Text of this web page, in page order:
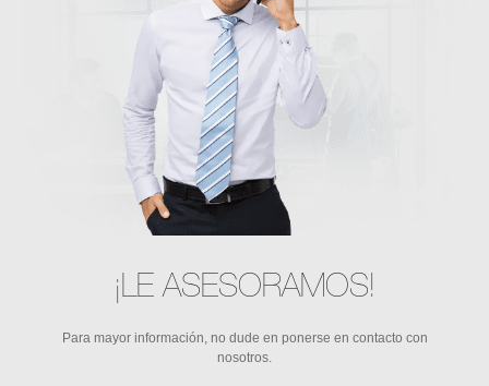
¡LE ASESORAMOS!
Para mayor información, no dude en ponerse en contacto con
nosotros.